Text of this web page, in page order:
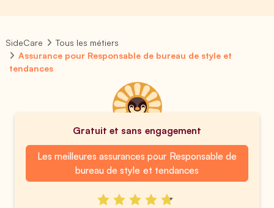
SideCare
Tous les métiers
Assurance pour Responsable de bureau de style et
tendances
Gratuit et sans engagement
Les meilleures assurances pour Responsable de
bureau de style et tendances